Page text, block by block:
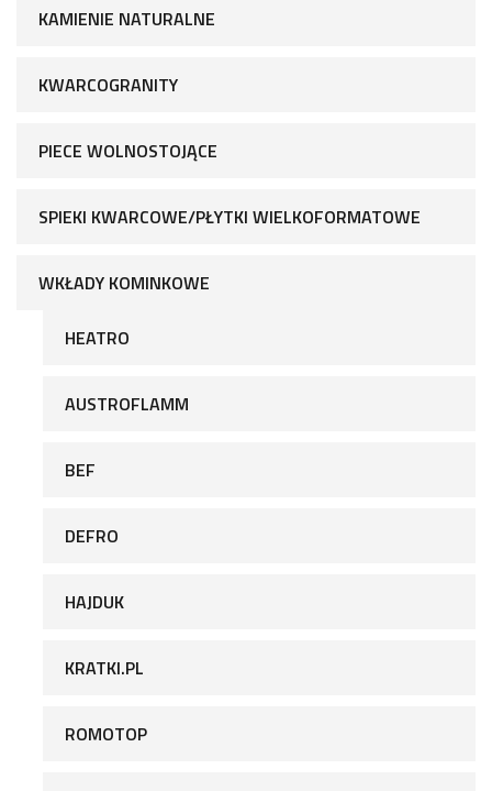
KAMIENIE NATURALNE
KWARCOGRANITY
PIECE WOLNOSTOJĄCE
SPIEKI KWARCOWE/PŁYTKI WIELKOFORMATOWE
WKŁADY KOMINKOWE
HEATRO
AUSTROFLAMM
BEF
DEFRO
HAJDUK
KRATKI.PL
ROMOTOP